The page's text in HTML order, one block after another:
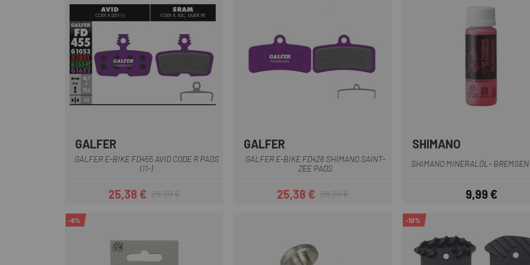
GALFER
GALFER E-BIKE FD455 AVID CODE R PADS
(11-)
Preis
25,38 €Regulärer Preis
28,20 €
GALFER
GALFER E-BIKE FD426 SHIMANO SAINT-
ZEE PADS
Preis
25,38 €Regulärer Preis
28,20 €
SHIMANO
SHIMANO MINERALÖL- BREMSEN
Preis
9,99 €
-6% -10%